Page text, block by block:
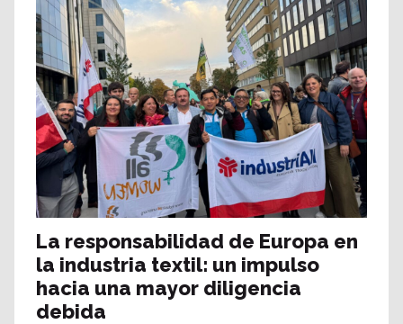
La responsabilidad de Europa en
la industria textil: un impulso
hacia una mayor diligencia
debida